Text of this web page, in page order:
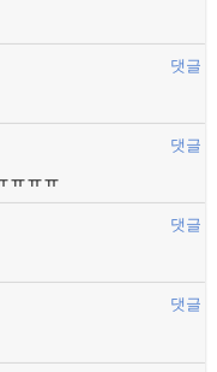
댓글
댓글
ㅠㅠㅠ
댓글
댓글